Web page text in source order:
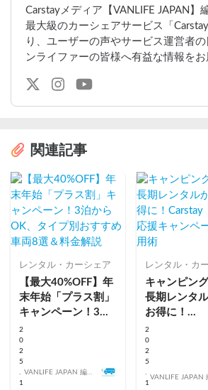
Carstayメディア【VANLIFE JAPAN】
最大級のカーシェアサービス「
り、ユーザーの声やサービス運営者
ンライファーの皆様へ有益な情報をお
関連記事
レンタル・カーシェア
【最大40%OFF】年
末年始「プラス割」
キャンペーン！3泊
からOK、タイプ別
おすすめ車両8選＆
料金解説
2
0
2
5
1
VANLIFE JAPAN 編集
レンタル・カ
キャンピン
長期レンタ
お得に！
Carstay「長
援キャンペー
用術
2
0
2
5
1
VANLIFE JAPAN